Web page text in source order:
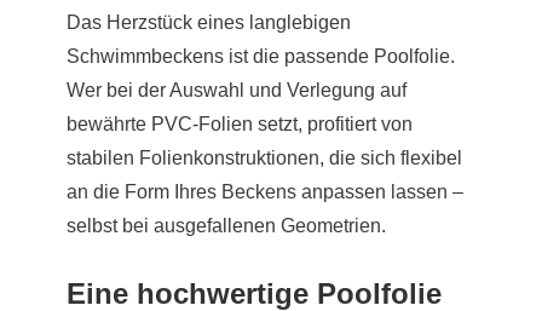
Das Herzstück eines langlebigen
Schwimmbeckens ist die passende Poolfolie.
Wer bei der Auswahl und Verlegung auf
bewährte PVC-Folien setzt, profitiert von
stabilen Folienkonstruktionen, die sich flexibel
an die Form Ihres Beckens anpassen lassen –
selbst bei ausgefallenen Geometrien.
Eine hochwertige Poolfolie